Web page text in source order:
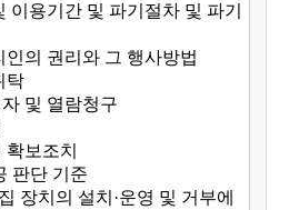
이용기간 및 파기절차 및 파기
의 권리와 그 행사방법
탁
및 열람청구
보조치
판단 기준
장치의 설치·운영 및 거부에